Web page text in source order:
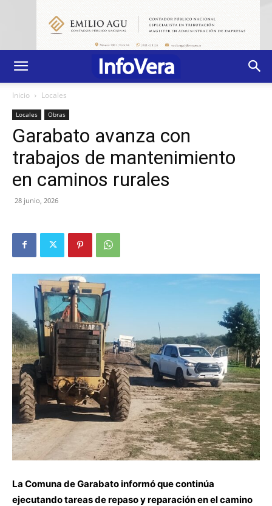
Inicio Locales
Locales Obras
Garabato avanza con
trabajos de mantenimiento
en caminos rurales
28 junio, 2026
La Comuna de Garabato informó que continúa
ejecutando tareas de repaso y reparación en el camino